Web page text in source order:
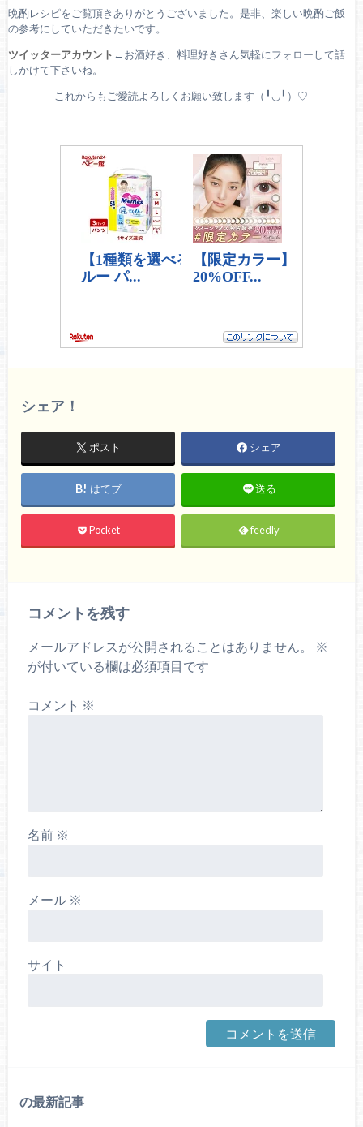
晩酌レシピをご覧頂きありがとうございました。是非、楽しい晩酌ご飯
の参考にしていただきたいです。
ツイッターアカウント ←お酒好き、料理好きさん気軽にフォローして話
しかけて下さいね。
これからもご愛読よろしくお願い致します（╹◡╹）♡
シェア！
ポスト シェア
はてブ 送る
Pocket feedly
コメントを残す
メールアドレスが公開されることはありません。
※
が付いている欄は必須項目です
コメント ※
名前 ※
メール ※
サイト
の最新記事